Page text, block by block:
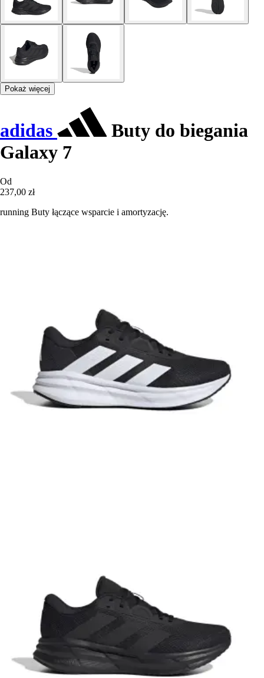
Pokaż więcej
adidas
Buty do biegania
Galaxy 7
Od
237,00 zł
running Buty łączące wsparcie i amortyzację.